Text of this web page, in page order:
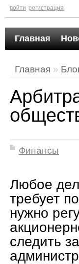
войти регистрация
Главная
Главная »
Финансы
Любое
требует
нужно
следить